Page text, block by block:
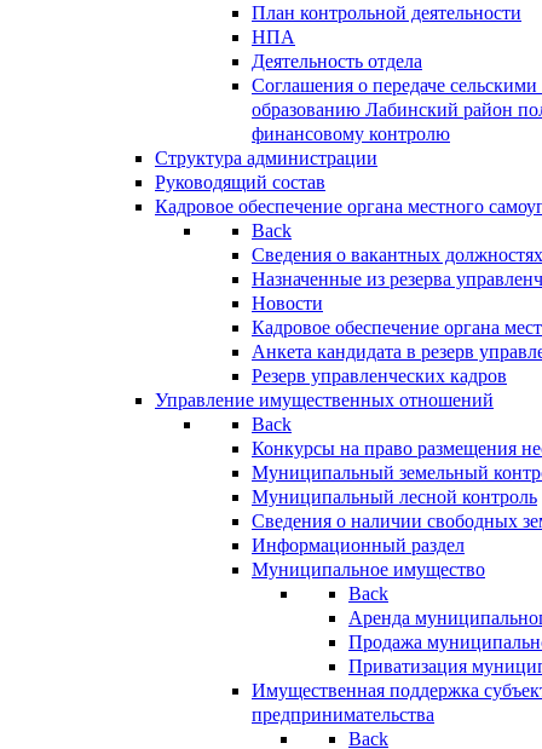
План контрольной деятельности
НПА
Деятельность отдела
Соглашения о передаче
образованию Лабинский район
финансовому контролю
Структура администрации
Руководящий состав
Кадровое обеспечение органа местного
Back
Сведения о вакантных
Назначенные из резерва
Новости
Кадровое обеспечение органа
Анкета кандидата в резерв
Резерв управленческих кадров
Управление имущественных отношений
Back
Конкурсы на право размещения
Муниципальный земельный
Муниципальный лесной контроль
Сведения о наличии свободных
Информационный раздел
Муниципальное имущество
Back
Аренда
Продажа
Приватизация
Имущественная поддержка
предпринимательства
Back